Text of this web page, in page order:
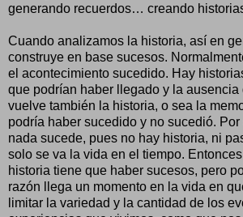
generando recuerdos… creando
Cuando analizamos la historia, así en
construye en base sucesos.
el acontecimiento sucedido. Hay
que podrían haber llegado y la ausencia
vuelve también la historia, o sea la
podría haber sucedido y no sucedió.
nada sucede, pues no hay historia, ni
solo se va la vida en el tiempo.
historia tiene que haber sucesos, pero
razón llega un momento en la vida en
limitar la variedad y la cantidad de los